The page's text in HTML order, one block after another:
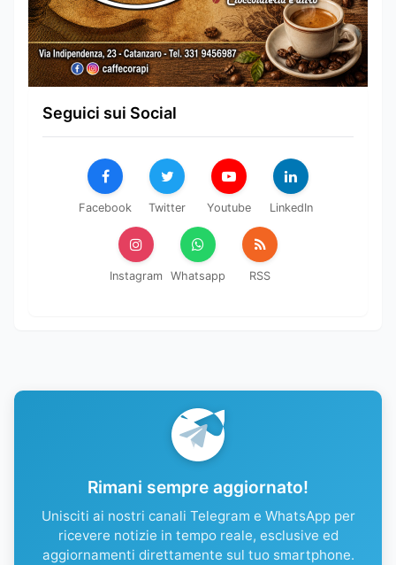
Seguici sui Social
Facebook Twitter Youtube LinkedIn
Instagram Whatsapp RSS
Rimani sempre aggiornato!
Unisciti ai nostri canali Telegram e WhatsApp per
ricevere notizie in tempo reale, esclusive ed
aggiornamenti direttamente sul tuo smartphone.